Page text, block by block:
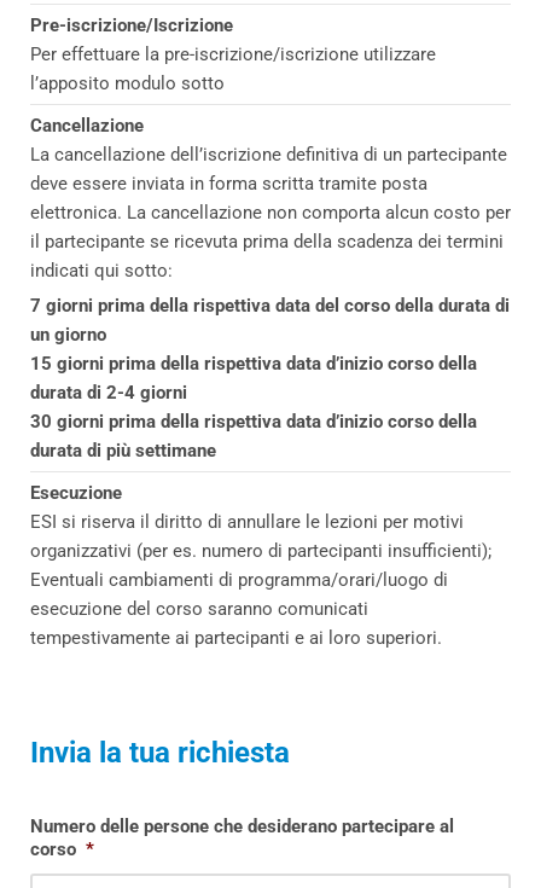
Pre-iscrizione/Iscrizione
Per effettuare la pre-iscrizione/iscrizione utilizzare
l’apposito modulo sotto
Cancellazione
La cancellazione dell’iscrizione definitiva di un partecipante
deve essere inviata in forma scritta tramite posta
elettronica. La cancellazione non comporta alcun costo per
il partecipante se ricevuta prima della scadenza dei termini
indicati qui sotto:
7 giorni prima della rispettiva data del corso della durata di
un giorno
15 giorni prima della rispettiva data d’inizio corso della
durata di 2-4 giorni
30 giorni prima della rispettiva data d’inizio corso della
durata di più settimane
Esecuzione
ESI si riserva il diritto di annullare le lezioni per motivi
organizzativi (per es. numero di partecipanti insufficienti);
Eventuali cambiamenti di programma/orari/luogo di
esecuzione del corso saranno comunicati
tempestivamente ai partecipanti e ai loro superiori.
Invia la tua richiesta
Numero delle persone che desiderano partecipare al
corso *